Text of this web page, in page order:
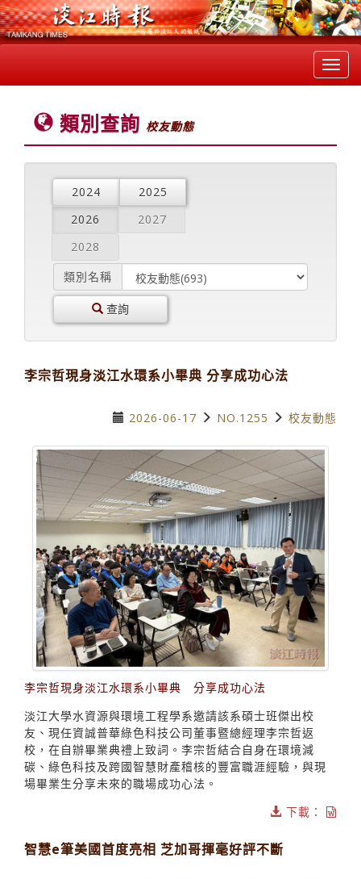
類別查詢 校友動態
2024
2025
2026
2027
2028
類別名稱
查詢
李宗哲現身淡江水環系小畢典 分享成功心法
2026-06-17 NO.1255 校友動態
李宗哲現身淡江水環系小畢典 分享成功心法
淡江大學水資源與環境工程學系邀請該系碩士班傑出校
友、現任資誠普華綠色科技公司董事暨總經理李宗哲返
校，在自辦畢業典禮上致詞。李宗哲結合自身在環境減
碳、綠色科技及跨國智慧財產稽核的豐富職涯經驗，與現
場畢業生分享未來的職場成功心法。
下載：
智慧e筆美國首度亮相 芝加哥揮毫好評不斷